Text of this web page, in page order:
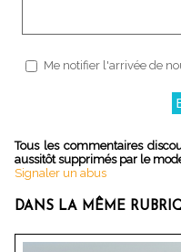
Me notifier l'arrivée de
Tous les commentaires
aussitôt supprimés par le
Signaler un abus
DANS LA MÊME